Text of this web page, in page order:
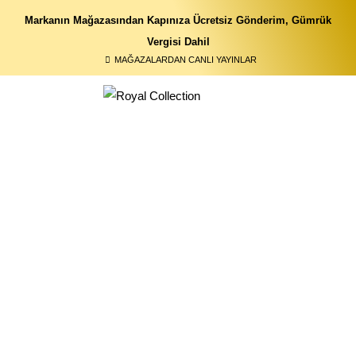
Markanın Mağazasından Kapınıza Ücretsiz Gönderim, Gümrük
Vergisi Dahil
MAĞAZALARDAN CANLI YAYINLAR